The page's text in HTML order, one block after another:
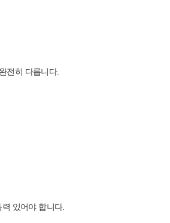
전히 다릅니다.
있어야 합니다.